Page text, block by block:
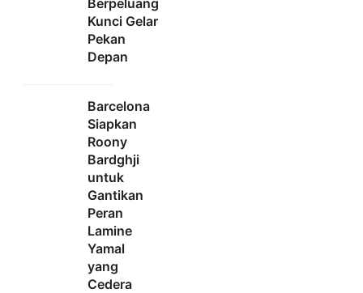
Kunci Gelar
Pekan
Depan
Barcelona
Siapkan
Roony
Bardghji
untuk
Gantikan
Peran
Lamine
Yamal
yang
Cedera